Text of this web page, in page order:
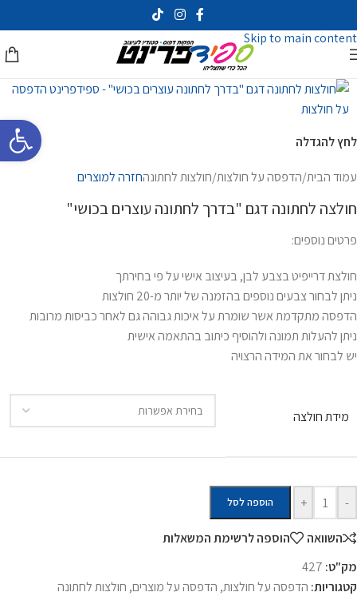
פתח
Skip to main content
לחץ להגדלה
עמוד הבית/הדפסה על חולצות/חולצות לחתונהחזרה למוצרים
חולצה לחתונה דגם "בדרך לחתונה עוצרים בכושי"
פרטים נוספים:
חולצת דרייפיט בצבע לבן, בעיצוב אישי על פי בחירתך
ניתן לבחור צבעים נוספים בהזמנה של יותר מ-20 חולצות
הדפסה מתקדמת אשר שומרת על איכות גבוהה גם לאחר כביסות מרובות
ניתן להעלות תמונה ולהוסיף כיתוב בהתאמה אישית
יש לבחור את המידה הרצויה
מידת חולצה
-
+ הוספה לסל
השוואה
הוספה לרשימת המשאלות
מק"ט: 427
קטגוריות: הדפסה על חולצות, הדפסה על מוצרים, חולצות לחתונה